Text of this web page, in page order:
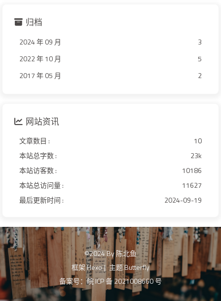
归档
2024 年 09 月
3
2022 年 10 月
5
2017 年 05 月
2
网站资讯
文章数目 :
10
本站总字数 :
23k
本站访客数 :
10186
本站总访问量 :
11627
最后更新时间 :
2024-09-19
©2024 By 陈北鱼
框架Hexo|主题Butterfly
备案号：皖 ICP 备 2021008660 号